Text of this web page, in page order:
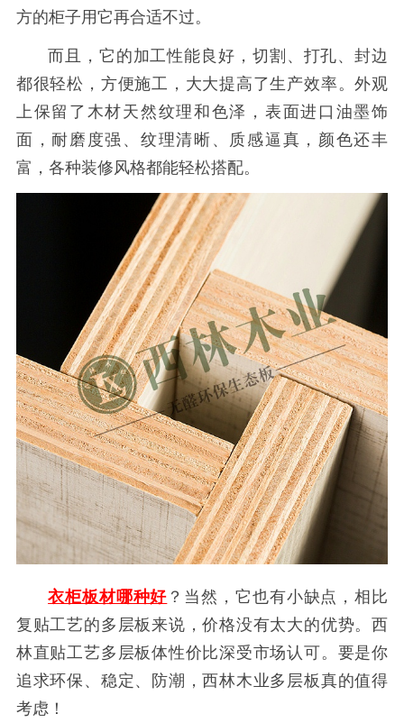
方的柜子用它再合适不过。
而且，它的加工性能良好，切割、打孔、封边
都很轻松，方便施工，大大提高了生产效率。外观
上保留了木材天然纹理和色泽，表面进口油墨饰
面，耐磨度强、纹理清晰、质感逼真，颜色还丰
富，各种装修风格都能轻松搭配。
衣柜板材哪种好 ？当然，它也有小缺点，相比
复贴工艺的多层板来说，价格没有太大的优势。西
林直贴工艺多层板体性价比深受市场认可。要是你
追求环保、稳定、防潮，西林木业多层板真的值得
考虑！